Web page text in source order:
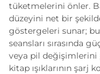
tüketmelerini önler.
düzeyini net bir
göstergeleri sunar;
seansları sırasında
veya pil değişimlerini
kitap ışıklarının şarj